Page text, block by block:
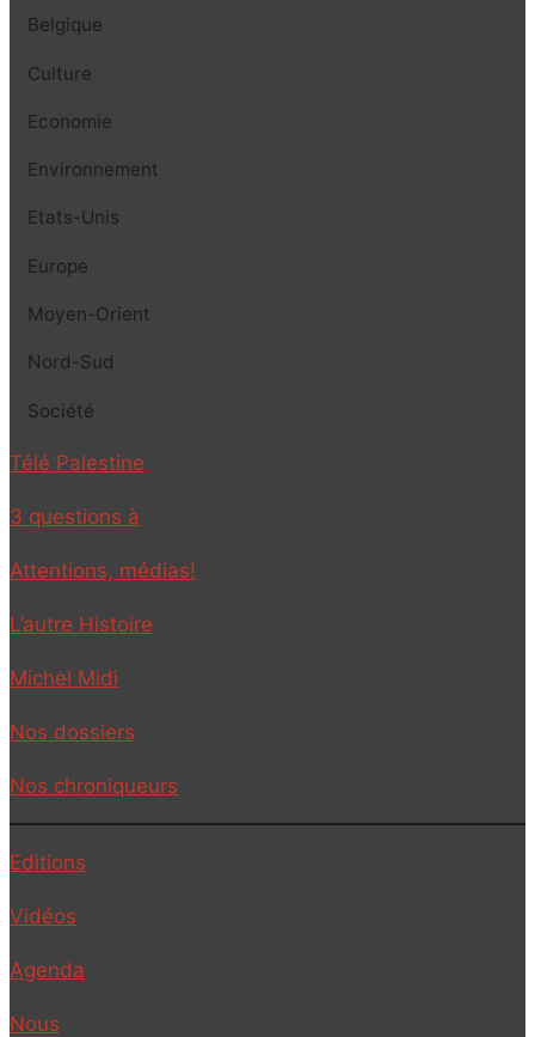
Belgique
Culture
Economie
Environnement
Etats-Unis
Europe
Moyen-Orient
Nord-Sud
Société
Télé Palestine
3 questions à
Attentions, médias!
L’autre Histoire
Michel Midi
Nos dossiers
Nos chroniqueurs
Editions
Vidéos
Agenda
Nous